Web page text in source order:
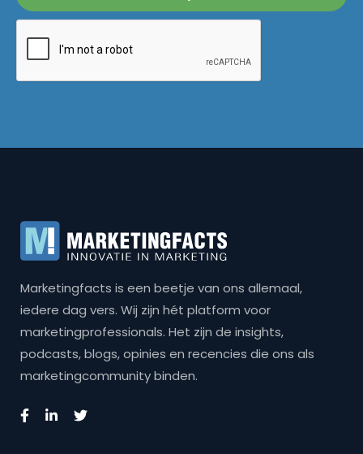
Marketingfacts is een beetje van ons allemaal,
iedere dag vers. Wij zijn hét platform voor
marketingprofessionals. Het zijn de insights,
podcasts, blogs, opinies en recencies die ons als
marketingcommunity binden.